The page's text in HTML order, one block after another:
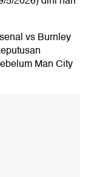
vs Burnley
Man City